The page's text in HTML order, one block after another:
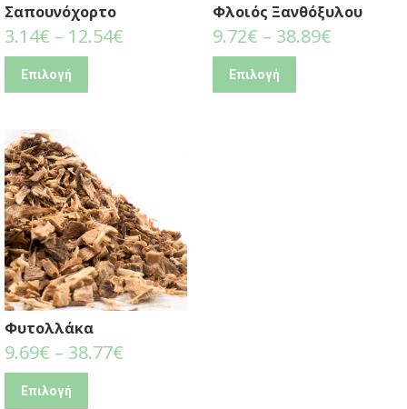
Σαπουνόχορτο
3.14€ – 12.54€
Επιλογή
Φλοιός Ξανθόξυλου
9.72€ – 38.89€
Επιλογή
Φυτολλάκα
9.69€ – 38.77€
Επιλογή